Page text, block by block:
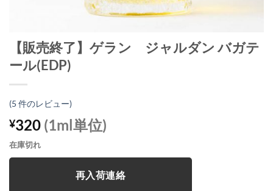
【販売終了】ゲラン ジャルダン バガテ
ール(EDP)
(5 件のレビュー)
¥320 (1ml単位)
在庫切れ
再入荷連絡